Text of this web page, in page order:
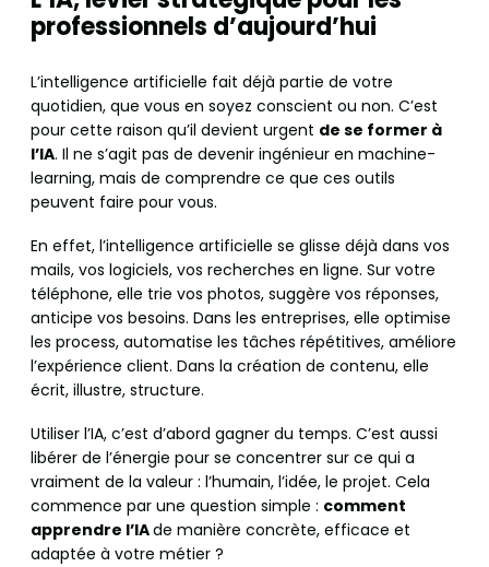
professionnels d’aujourd’hui
L’intelligence artificielle fait déjà partie de votre
quotidien, que vous en soyez conscient ou non. C’est
pour cette raison qu’il devient urgent de se former à
l’IA. Il ne s’agit pas de devenir ingénieur en machine-
learning, mais de comprendre ce que ces outils
peuvent faire pour vous.
En effet, l’intelligence artificielle se glisse déjà dans vos
mails, vos logiciels, vos recherches en ligne. Sur votre
téléphone, elle trie vos photos, suggère vos réponses,
anticipe vos besoins. Dans les entreprises, elle optimise
les process, automatise les tâches répétitives, améliore
l’expérience client. Dans la création de contenu, elle
écrit, illustre, structure.
Utiliser l’IA, c’est d’abord gagner du temps. C’est aussi
libérer de l’énergie pour se concentrer sur ce qui a
vraiment de la valeur : l’humain, l’idée, le projet. Cela
commence par une question simple : comment
apprendre l’IAde manière concrète, efficace et
adaptée à votre métier ?